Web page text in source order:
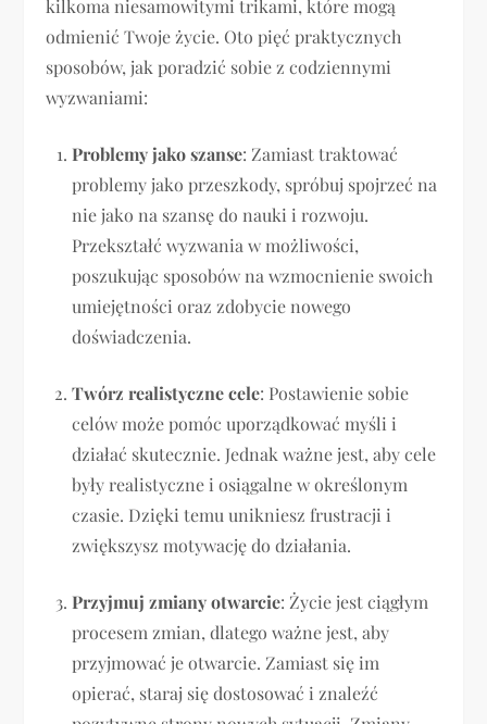
kilkoma niesamowitymi trikami, które mogą
odmienić Twoje życie. Oto pięć praktycznych
sposobów, jak poradzić sobie z codziennymi
wyzwaniami:
Problemy jako szanse: Zamiast traktować
problemy jako przeszkody, spróbuj spojrzeć na
nie jako na szansę do nauki i rozwoju.
Przekształć wyzwania w możliwości,
poszukując sposobów na wzmocnienie swoich
umiejętności oraz zdobycie nowego
doświadczenia.
Twórz realistyczne cele: Postawienie sobie
celów może pomóc uporządkować myśli i
działać skutecznie. Jednak ważne jest, aby cele
były realistyczne i osiągalne w określonym
czasie. Dzięki temu unikniesz frustracji i
zwiększysz motywację do działania.
Przyjmuj zmiany otwarcie: Życie jest ciągłym
procesem zmian, dlatego ważne jest, aby
przyjmować je otwarcie. Zamiast się im
opierać, staraj się dostosować i znaleźć